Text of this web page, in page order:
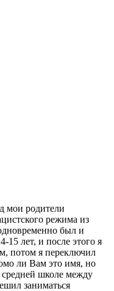
мои родители
режима из
был и
лет, и после этого я
потом я переключил
ли Вам это имя, но
школе между
заниматься